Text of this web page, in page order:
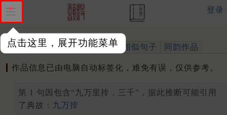
点击这里，展开功能菜单
登录
作品 标注四声 出处、引用 相似句子 同韵作品
作品信息已由电脑自动标签化，难免有误，仅供参考。
第 1 句因包含“九万里抟，三千”，据此推断可能引用
了典故： 九万抟